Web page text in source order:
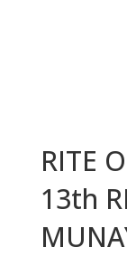
RITE
13th